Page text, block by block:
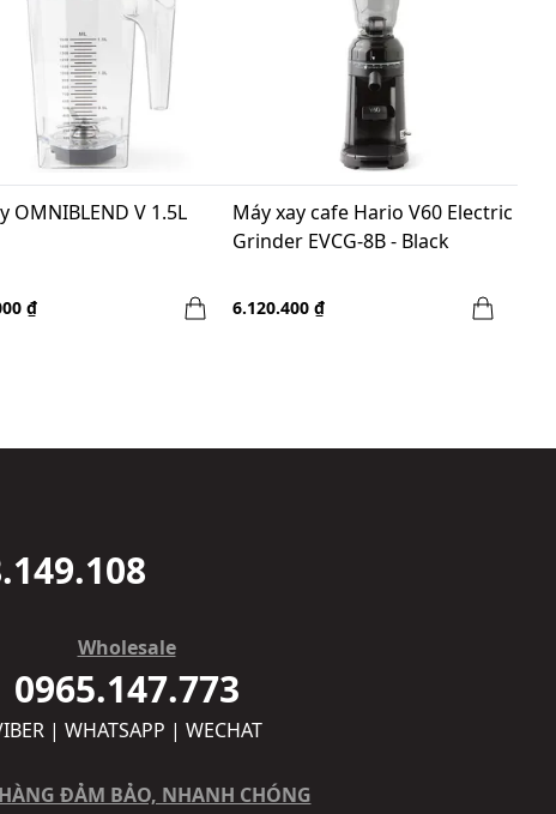
OMNIBLEND V 1.5L
₫
Máy xay cafe Hario V60 Electric
Grinder EVCG-8B - Black
6.120.400 ₫
Wholesale
0965.147.773
| WHATSAPP | WECHAT
ĐẢM BẢO, NHANH CHÓNG